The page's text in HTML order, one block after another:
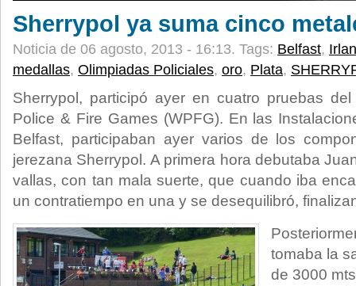
Sherrypol ya suma cinco
Noticia de 06 agosto, 2013 - 16:13. Tags: Belfast,
medallas, Olimpiadas Policiales, oro, Plata,
Sherrypol, participó ayer en cuatro pruebas
Police & Fire Games (WPFG). En las
Belfast, participaban ayer varios de los
jerezana Sherrypol. A primera hora debutaba
vallas, con tan mala suerte, que cuando iba
un contratiempo en una y se desequilibró,
tomaba la
de 3000